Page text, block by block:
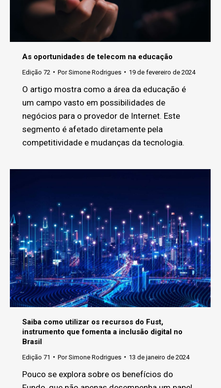
As oportunidades de telecom na educação
Edição 72 PorSimone Rodrigues 19 de fevereiro de 2024
O artigo mostra como a área da educação é
um campo vasto em possibilidades de
negócios para o provedor de Internet. Este
segmento é afetado diretamente pela
competitividade e mudanças da tecnologia.
Saiba como utilizar os recursos do Fust,
instrumento que fomenta a inclusão digital no
Brasil
Edição 71 PorSimone Rodrigues 13 de janeiro de 2024
Pouco se explora sobre os benefícios do